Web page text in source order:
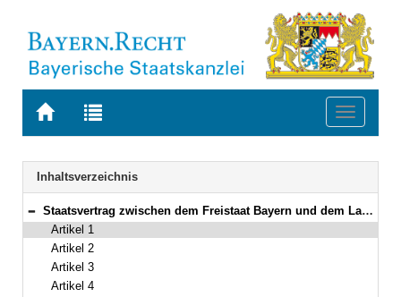
Zur
BAYERN.RECHT
Zur
letzten
Suche
Toggle
Navigation
Inhaltsverzeichnis
Bereich reduzieren
Staatsvertrag zwischen dem Freistaat Bayern und dem Land Baden-Württemberg über die Festlegung der Landesgrenze im Main Vom 20. Oktober 1983 (Art. 1–5)
Artikel 1
Artikel 2
Artikel 3
Artikel 4